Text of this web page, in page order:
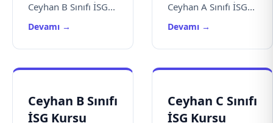
Ceyhan B Sınıfı İSG...
Devamı →
Ceyhan A Sınıfı İSG...
Devamı →
Ceyhan B Sınıfı
İSG Kursu
Ceyhan C Sınıfı
İSG Kursu